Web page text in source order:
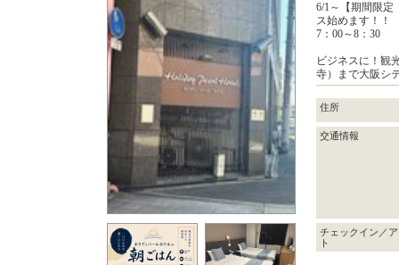
6/1～【期間限
ス始めます！！
7：00～8：30
ビジネスに！観
寺）まで大阪シ
住所
交通情報
チェックイン／
ト